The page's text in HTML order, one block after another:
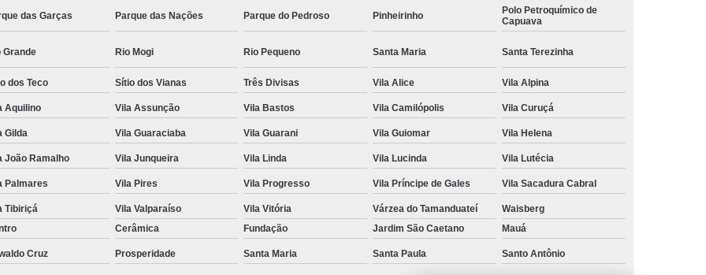
das Garças Parque das Nações Parque do Pedroso Pinheirinho
Polo Petroquímico de
Capuava
Grande Rio Mogi Rio Pequeno Santa Maria Santa Terezinha
dos Teco Sítio dos Vianas Três Divisas Vila Alice Vila Alpina
Aquilino Vila Assunção Vila Bastos Vila Camilópolis Vila Curuçá
Gilda Vila Guaraciaba Vila Guarani Vila Guiomar Vila Helena
João Ramalho Vila Junqueira Vila Linda Vila Lucinda Vila Lutécia
Palmares Vila Pires Vila Progresso Vila Príncipe de Gales Vila Sacadura Cabral
Tibiriçá Vila Valparaíso Vila Vitória Várzea do Tamanduateí
Waisberg
Cerâmica Fundação Jardim São Caetano Mauá
Cruz Prosperidade Santa Maria Santa Paula Santo Antônio